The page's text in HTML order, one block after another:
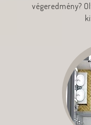
végeredmény?